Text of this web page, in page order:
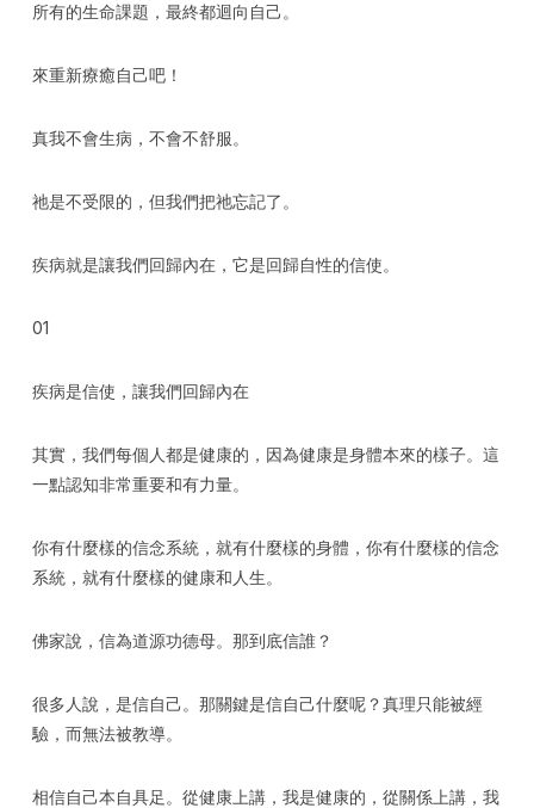
所有的生命課題，最終都迴向自己。
來重新療癒自己吧！
真我不會生病，不會不舒服。
祂是不受限的，但我們把祂忘記了。
疾病就是讓我們回歸內在，它是回歸自性的信使。
01
疾病是信使，讓我們回歸內在
其實，我們每個人都是健康的，因為健康是身體本來的樣子。這
一點認知非常重要和有力量。
你有什麼樣的信念系統，就有什麼樣的身體，你有什麼樣的信念
系統，就有什麼樣的健康和人生。
佛家說，信為道源功德母。那到底信誰？
很多人說，是信自己。那關鍵是信自己什麼呢？真理只能被經
驗，而無法被教導。
相信自己本自具足。從健康上講，我是健康的，從關係上講，我